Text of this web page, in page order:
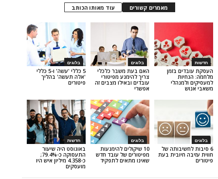
עוד מאותו הכותב
בלוגים
5 כללי 'עשה' ו-5 כללי
'אלה תעשה' בהליך
פיטורים
בלוגים
האם בעת משבר כלכלי
צריך להימנע מפיטורי
עובדים ובאילו מצבים זה
אפשרי
באוגוסט היה שיעור
התעסוקה כ-79.4%;
כ-4.358 מיליון איש היו
מועסקים
10 שיקולים להימנעות
מפיטורים של עובד חדש
שאינו מתאים לתפקיד
של
בעת